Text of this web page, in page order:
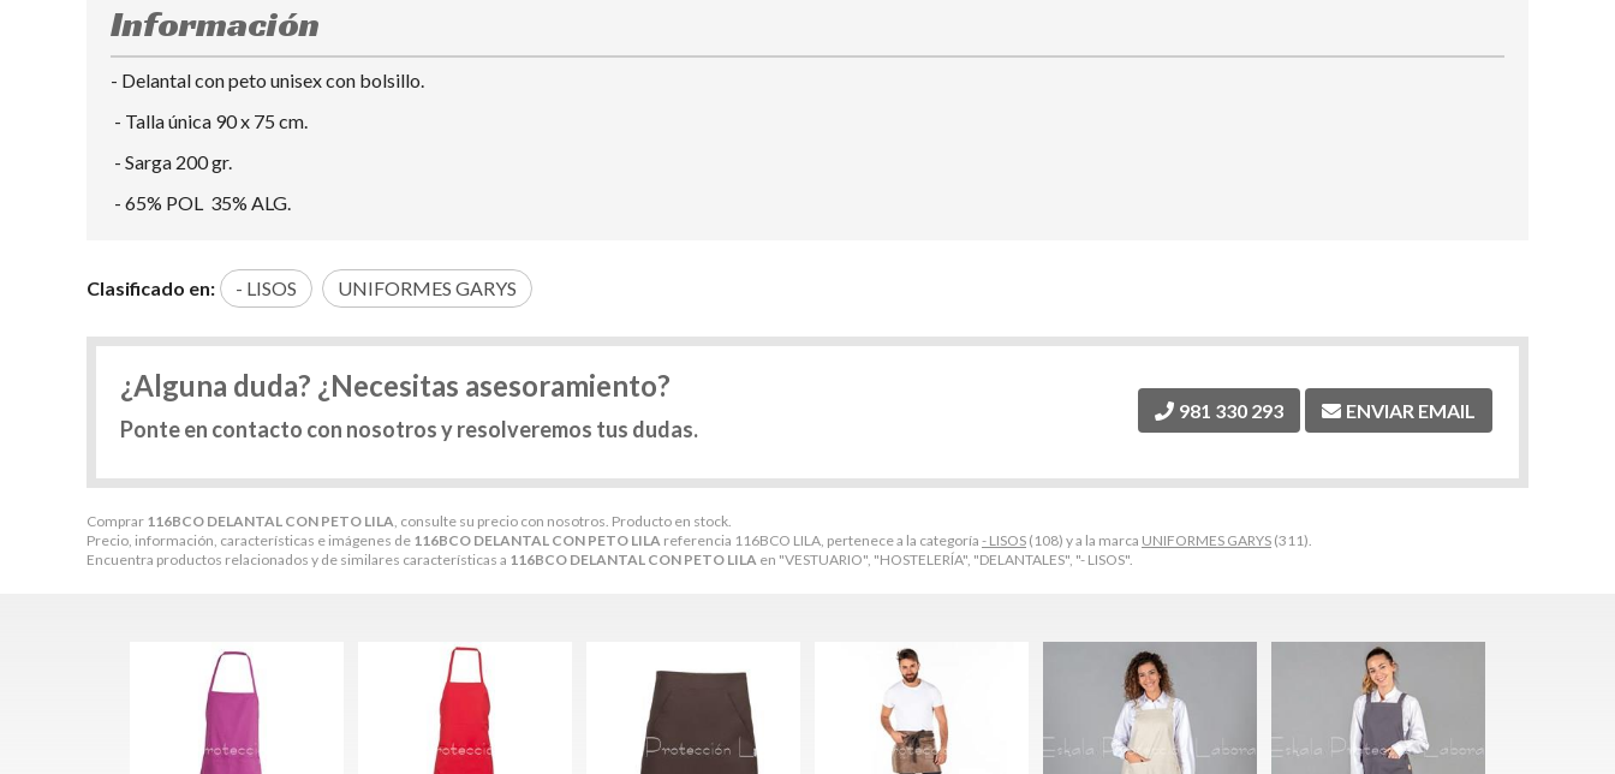
Comprar 116BCO DELANTAL CON PETO LILA, consulte su precio con nosotros. Producto en stock.
Precio, información, características e imágenes de 116BCO DELANTAL CON PETO LILA referencia 116BCO LILA, pertenece a la categoría - LISOS (108) y a la marca UNIFORMES GARYS (311).
Encuentra productos relacionados y de similares características a 116BCO DELANTAL CON PETO LILA en "VESTUARIO", "HOSTELERÍA", "DELANTALES", "- LISOS".
Información
- Delantal con peto unisex con bolsillo.
- Talla única 90 x 75 cm.
- Sarga 200 gr.
- 65% POL 35% ALG.
Clasificado en: - LISOS UNIFORMES GARYS
¿Alguna duda? ¿Necesitas asesoramiento?
Ponte en contacto con nosotros y resolveremos tus dudas.
981 330 293 ENVIAR EMAIL